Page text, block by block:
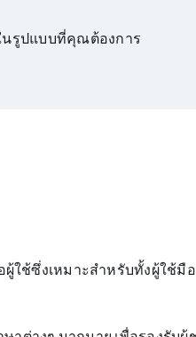
รูปแบบที่คุณต้องการ
ใช้ซึ่งเหมาะสำหรับทั้งผู้ใช้